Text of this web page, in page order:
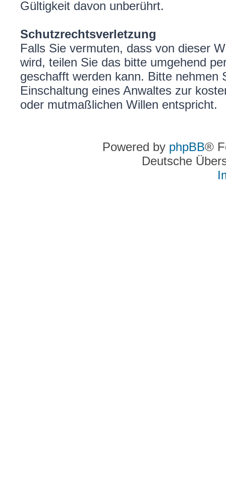
Gültigkeit davon unberührt.
Schutzrechtsverletzung
Falls Sie vermuten, dass von dieser
wird, teilen Sie das bitte umgehend
geschafft werden kann. Bitte nehmen
Einschaltung eines Anwaltes zur
oder mutmaßlichen Willen entspricht.
Powered by phpBB®
Deutsche